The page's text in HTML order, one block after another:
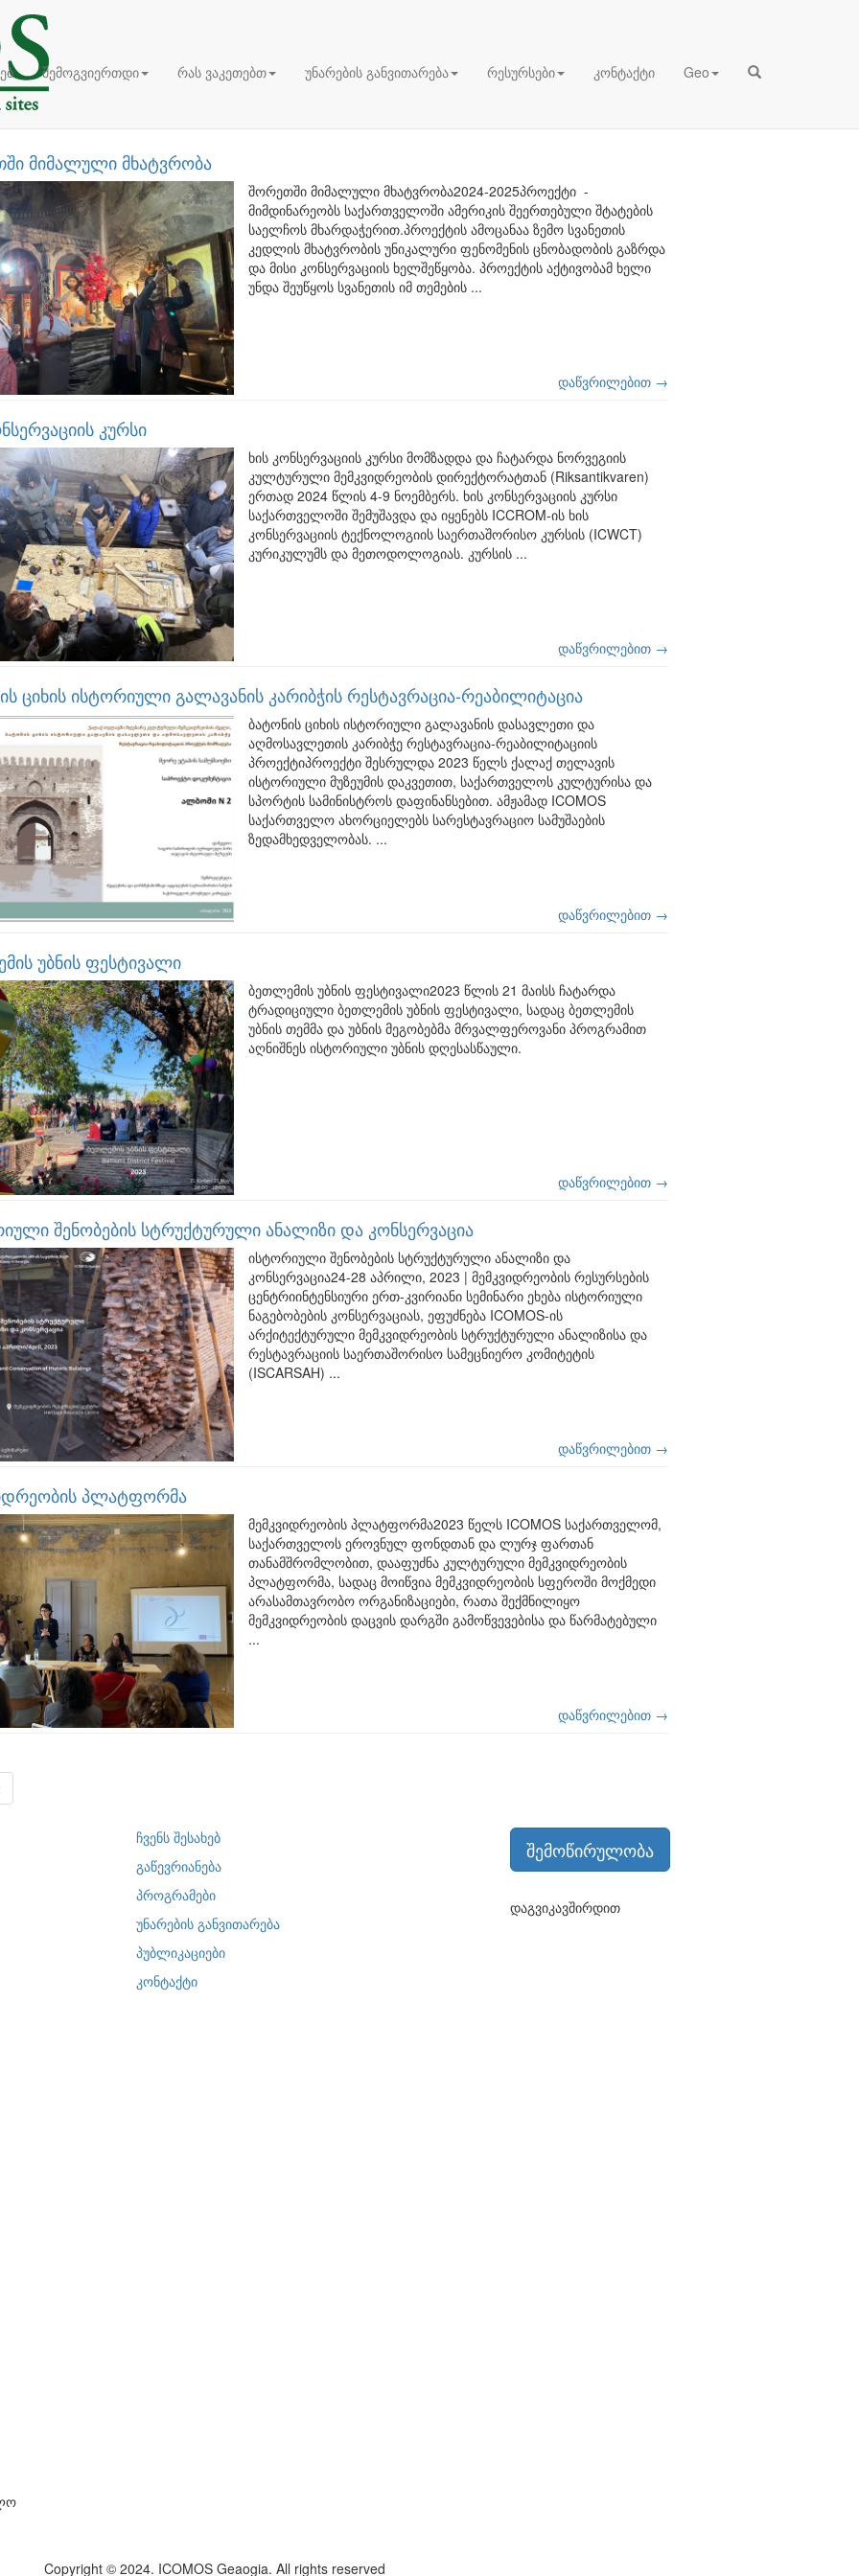
შემოგვიერთდი რას ვაკეთებთ უნარების განვითარება რესურსები კონტაქტი Geo
მიმალული მხატვრობა
შორეთში მიმალული მხატვრობა2024-2025პროექტი -
მიმდინარეობს საქართველოში ამერიკის შეერთებული შტატების
საელჩოს მხარდაჭერით.პროექტის ამოცანაა ზემო სვანეთის
კედლის მხატვრობის უნიკალური ფენომენის ცნობადობის გაზრდა
და მისი კონსერვაციის ხელშეწყობა. პროექტის აქტივობამ ხელი
უნდა შეუწყოს სვანეთის იმ თემების ...
დაწვრილებით →
კურსი
ხის კონსერვაციის კურსი მომზადდა და ჩატარდა ნორვეგიის
კულტურული მემკვიდრეობის დირექტორატთან (Riksantikvaren)
ერთად 2024 წლის 4-9 ნოემბერს. ხის კონსერვაციის კურსი
საქართველოში შემუშავდა და იყენებს ICCROM-ის ხის
კონსერვაციის ტექნოლოგიის საერთაშორისო კურსის (ICWCT)
კურიკულუმს და მეთოდოლოგიას. კურსის ...
დაწვრილებით →
ციხის ისტორიული გალავანის კარიბჭის რესტავრაცია-რეაბილიტაცია
ბატონის ციხის ისტორიული გალავანის დასავლეთი და
აღმოსავლეთის კარიბჭე რესტავრაცია-რეაბილიტაციის
პროექტიპროექტი შესრულდა 2023 წელს ქალაქ თელავის
ისტორიული მუზეუმის დაკვეთით, საქართველოს კულტურისა და
სპორტის სამინისტროს დაფინანსებით. ამჟამად ICOMOS
საქართველო ახორციელებს სარესტავრაციო სამუშაების
ზედამხედველობას. ...
დაწვრილებით →
უბნის ფესტივალი
ბეთლემის უბნის ფესტივალი2023 წლის 21 მაისს ჩატარდა
ტრადიციული ბეთლემის უბნის ფესტივალი, სადაც ბეთლემის
უბნის თემმა და უბნის მეგობებმა მრვალფეროვანი პროგრამით
აღნიშნეს ისტორიული უბნის დღესასწაული.
დაწვრილებით →
შენობების სტრუქტურული ანალიზი და კონსერვაცია
ისტორიული შენობების სტრუქტურული ანალიზი და
კონსერვაცია24-28 აპრილი, 2023 | მემკვიდრეობის რესურსების
ცენტრიინტენსიური ერთ-კვირიანი სემინარი ეხება ისტორიული
ნაგებობების კონსერვაციას, ეფუძნება ICOMOS-ის
არქიტექტურული მემკვიდრეობის სტრუქტურული ანალიზისა და
რესტავრაციის საერთაშორისო სამეცნიერო კომიტეტის
(ISCARSAH) ...
დაწვრილებით →
პლატფორმა
მემკვიდრეობის პლატფორმა2023 წელს ICOMOS საქართველომ,
საქართველოს ეროვნულ ფონდთან და ლურჯ ფართან
თანამშრომლობით, დააფუძნა კულტურული მემკვიდრეობის
პლატფორმა, სადაც მოიწვია მემკვიდრეობის სფეროში მოქმედი
არასამთავრობო ორგანიზაციები, რათა შექმნილიყო
მემკვიდრეობის დაცვის დარგში გამოწვევებისა და წარმატებული
...
დაწვრილებით →
ჩვენს შესახებ
გაწევრიანება
პროგრამები
უნარების განვითარება
პუბლიკაციები
კონტაქტი
შემოწირულობა
დაგვიკავშირდით
Copyright © 2024. ICOMOS Geaogia. All rights reserved